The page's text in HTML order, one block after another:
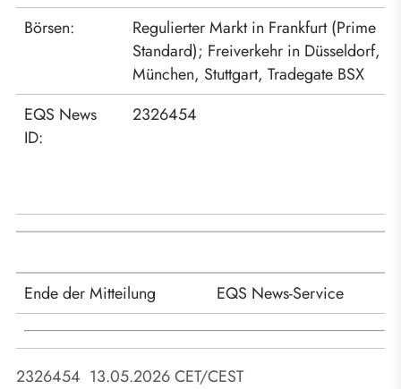
Börsen:
Regulierter Markt in Frankfurt (Prime
Standard); Freiverkehr in Düsseldorf,
München, Stuttgart, Tradegate BSX
EQS News
ID:
2326454
Ende der Mitteilung EQS News-Service
2326454 13.05.2026 CET/CEST